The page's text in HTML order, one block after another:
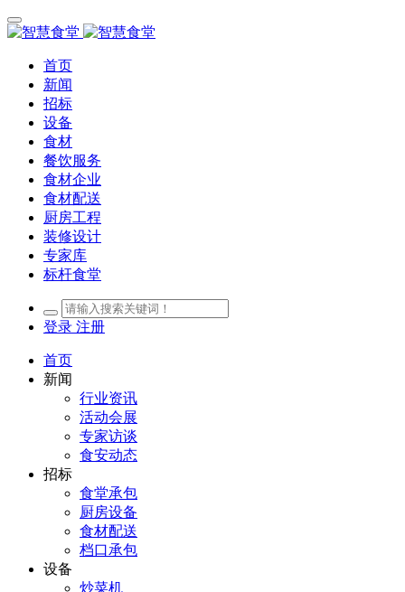
首页
新闻
招标
设备
食材
餐饮服务
食材企业
食材配送
厨房工程
装修设计
专家库
标杆食堂
登录 注册
首页
新闻
行业资讯
活动会展
专家访谈
食安动态
招标
食堂承包
厨房设备
食材配送
档口承包
设备
炒菜机